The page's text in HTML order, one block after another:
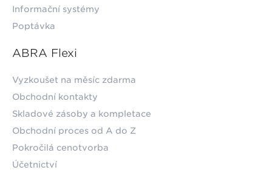
Informační systémy
Poptávka
ABRA Flexi
Vyzkoušet na měsíc zdarma
Obchodní kontakty
Skladové zásoby a kompletace
Obchodní proces od A do Z
Pokročilá cenotvorba
Účetnictví